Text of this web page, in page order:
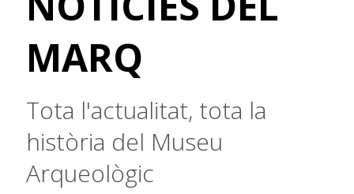
MARQ
Tota l'actualitat, tota la
història del Museu
Arqueològic